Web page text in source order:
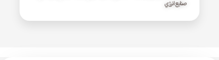
صنايع انرژي